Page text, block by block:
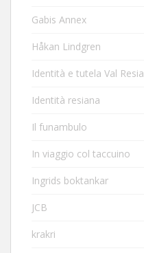
Gabis Annex
Håkan Lindgren
Identità e tutela Val Resia
Identità resiana
Il funambulo
In viaggio col taccuino
Ingrids boktankar
JCB
krakri